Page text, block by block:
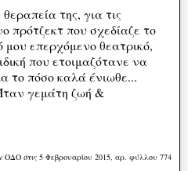
της, για τις
πρότζεκτ που σχεδίαζε το
μου επερχόμενο θεατρικό,
που ετοιμαζότανε να
το πόσο καλά ένιωθε...
γεμάτη ζωή &
ΟΔΟ στις 5 Φεβρουαρίου 2015, αρ. φύλλου 774